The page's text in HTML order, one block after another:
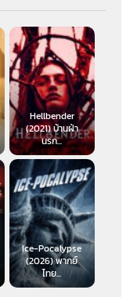
Hellbender
(2021) บ้านฝ่า
นรก...
Ice-Pocalypse
(2026) พากย์
ไทย...